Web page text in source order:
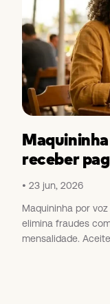
receber
23 jun, 2026
Maquininha por
elimina fraudes
mensalidade.